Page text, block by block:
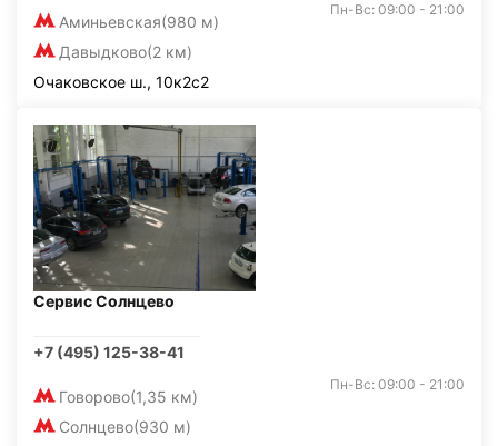
Аминьевская(980 м)
Давыдково(2 км)
Пн-Вс: 09:00 - 21:00
Очаковское ш., 10к2с2
Сервис Солнцево
+7 (495) 125-38-41
Говорово(1,35 км)
Солнцево(930 м)
Пн-Вс: 09:00 - 21:00